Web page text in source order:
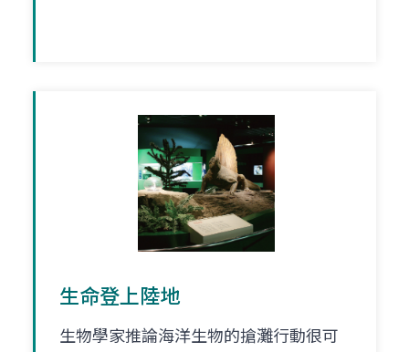
生命登上陸地
生物學家推論海洋生物的搶灘行動很可